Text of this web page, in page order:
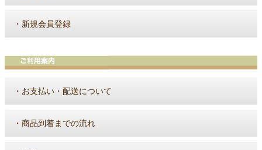
・ 新規会員登録
・ お支払い・配送について
・ 商品到着までの流れ